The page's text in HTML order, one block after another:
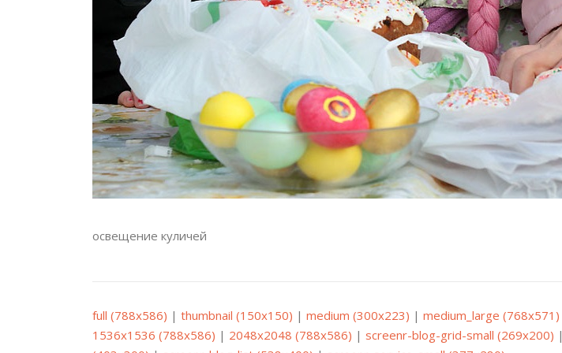
освещение куличей
full (788x586) | thumbnail (150x150) | medium (300x223) | medium_large (768x571)
1536x1536 (788x586) | 2048x2048 (788x586) | screenr-blog-grid-small (269x200) |